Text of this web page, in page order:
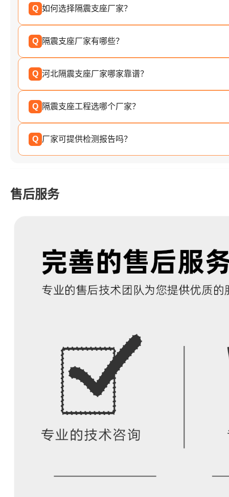
Q 如何选择隔震支座厂家？
Q 隔震支座厂家有哪些？
Q 河北隔震支座厂家哪家靠谱？
Q 隔震支座工程选哪个厂家？
Q 厂家可提供检测报告吗？
售后服务